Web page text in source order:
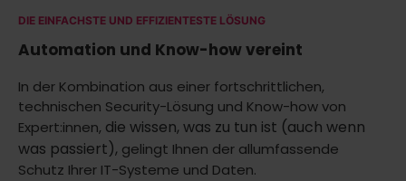
DIE EINFACHSTE UND EFFIZIENTESTE LÖSUNG
Automation und Know-how vereint
In der Kombination aus einer fortschrittlichen,
technischen Security-Lösung und Know-how von
Expert:innen, die wissen, was zu tun ist (auch wenn
was passiert), gelingt Ihnen der allumfassende
Schutz Ihrer IT-Systeme und Daten.